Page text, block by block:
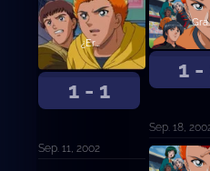
1 - 1
¿Eres Kyosuke ..?
Sep. 11, 2002
1 -
Sep. 18,